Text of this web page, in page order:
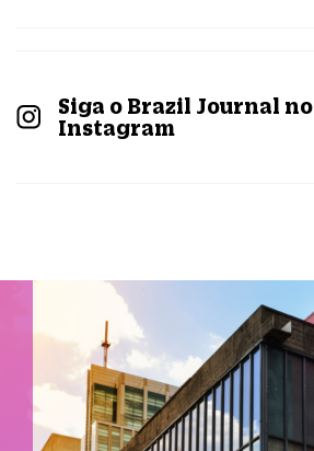
Siga o Brazil Journal no
Instagram